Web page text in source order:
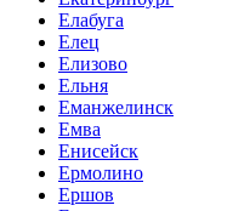
Елабуга
Елец
Елизово
Ельня
Еманжелинск
Емва
Енисейск
Ермолино
Ершов